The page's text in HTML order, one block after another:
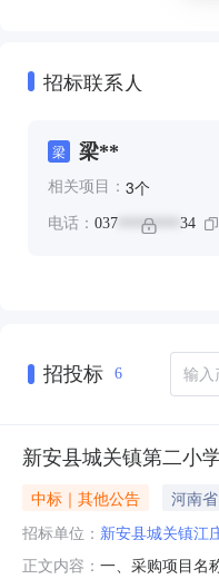
招标联系人
梁 梁**
相关项目： 3个
电话： 037 ******** 34
招投标 6
新安县城关镇第二小
中标｜其他公告 河南
招标单位： 新安县城关镇江
正文内容： 一、采购项目名